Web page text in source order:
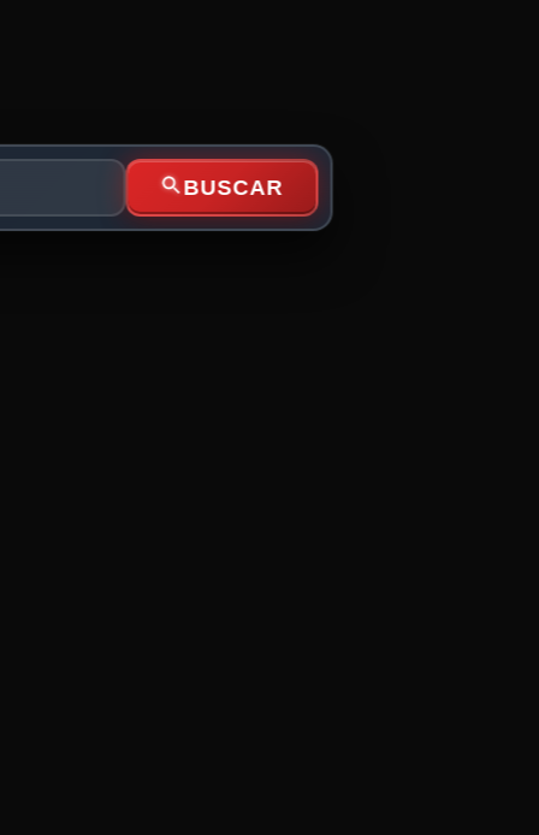
BUSCAR